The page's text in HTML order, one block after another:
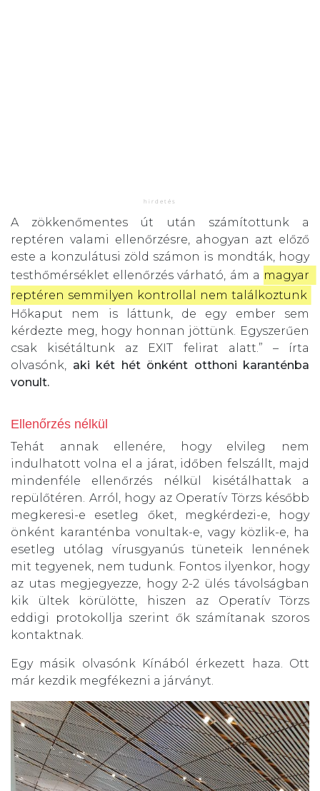
A zökkenőmentes út után számítottunk a
reptéren valami ellenőrzésre, ahogyan azt előző
este a konzulátusi zöld számon is mondták, hogy
testhőmérséklet ellenőrzés várható, ám a magyar
reptéren semmilyen kontrollal nem találkoztunk
Hőkaput nem is láttunk, de egy ember sem
kérdezte meg, hogy honnan jöttünk. Egyszerűen
csak kisétáltunk az EXIT felirat alatt.” – írta
olvasónk, aki két hét önként otthoni karanténba
vonult.
Ellenőrzés nélkül
Tehát annak ellenére, hogy elvileg nem
indulhatott volna el a járat, időben felszállt, majd
mindenféle ellenőrzés nélkül kisétálhattak a
repülőtéren. Arról, hogy az Operatív Törzs később
megkeresi-e esetleg őket, megkérdezi-e, hogy
önként karanténba vonultak-e, vagy közlik-e, ha
esetleg utólag vírusgyanús tüneteik lennének
mit tegyenek, nem tudunk. Fontos ilyenkor, hogy
az utas megjegyezze, hogy 2-2 ülés távolságban
kik ültek körülötte, hiszen az Operatív Törzs
eddigi protokollja szerint ők számítanak szoros
kontaktnak.
Egy másik olvasónk Kínából érkezett haza. Ott
már kezdik megfékezni a járványt.